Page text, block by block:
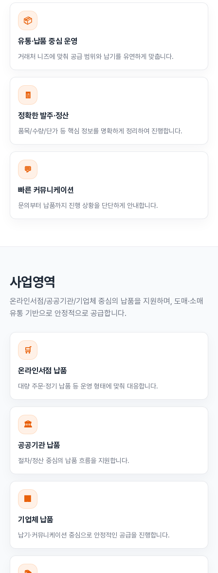
📦
유통·납품 중심 운영
거래처 니즈에 맞춰 공급 범위와 납기를 유연하게 맞춥니다.
🧾
정확한 발주·정산
품목/수량/단가 등 핵심 정보를 명확하게 정리하여 진행합니다.
💬
빠른 커뮤니케이션
문의부터 납품까지 진행 상황을 단단하게 안내합니다.
사업영역
온라인서점/공공기관/기업체 중심의 납품을 지원하며, 도매·소매
유통 기반으로 안정적으로 공급합니다.
🛒
온라인서점 납품
대량 주문·정기 납품 등 운영 형태에 맞춰 대응합니다.
🏛
공공기관 납품
절차/정산 중심의 납품 흐름을 지원합니다.
🏢
기업체 납품
납기·커뮤니케이션 중심으로 안정적인 공급을 진행합니다.